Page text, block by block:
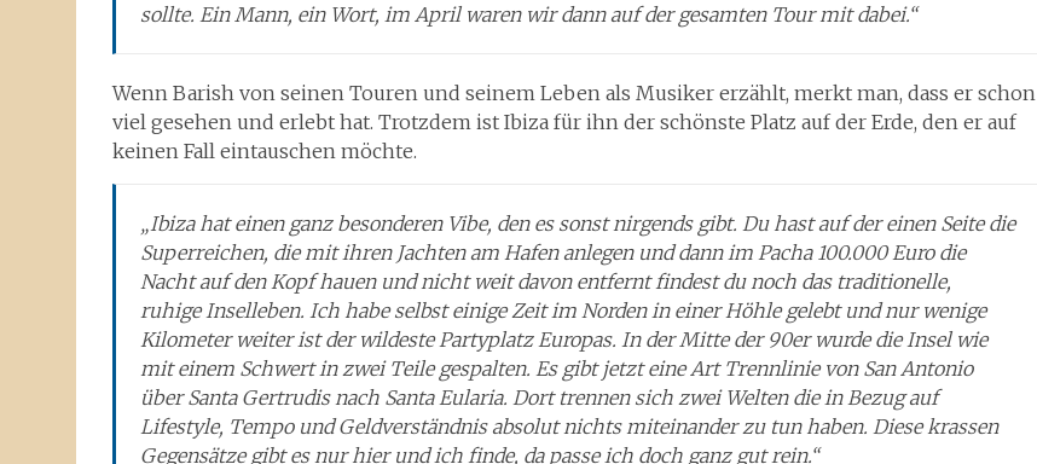
sollte. Ein Mann, ein Wort, im April waren wir dann auf der gesamten Tour mit dabei.“
Wenn Barish von seinen Touren und seinem Leben als Musiker erzählt, merkt man, dass er schon
viel gesehen und erlebt hat. Trotzdem ist Ibiza für ihn der schönste Platz auf der Erde, den er auf
keinen Fall eintauschen möchte.
„Ibiza hat einen ganz besonderen Vibe, den es sonst nirgends gibt. Du hast auf der einen Seite die
Superreichen, die mit ihren Jachten am Hafen anlegen und dann im Pacha 100.000 Euro die
Nacht auf den Kopf hauen und nicht weit davon entfernt findest du noch das traditionelle,
ruhige Inselleben. Ich habe selbst einige Zeit im Norden in einer Höhle gelebt und nur wenige
Kilometer weiter ist der wildeste Partyplatz Europas. In der Mitte der 90er wurde die Insel wie
mit einem Schwert in zwei Teile gespalten. Es gibt jetzt eine Art Trennlinie von San Antonio
über Santa Gertrudis nach Santa Eularia. Dort trennen sich zwei Welten die in Bezug auf
Lifestyle, Tempo und Geldverständnis absolut nichts miteinander zu tun haben. Diese krassen
Gegensätze gibt es nur hier und ich finde, da passe ich doch ganz gut rein.“